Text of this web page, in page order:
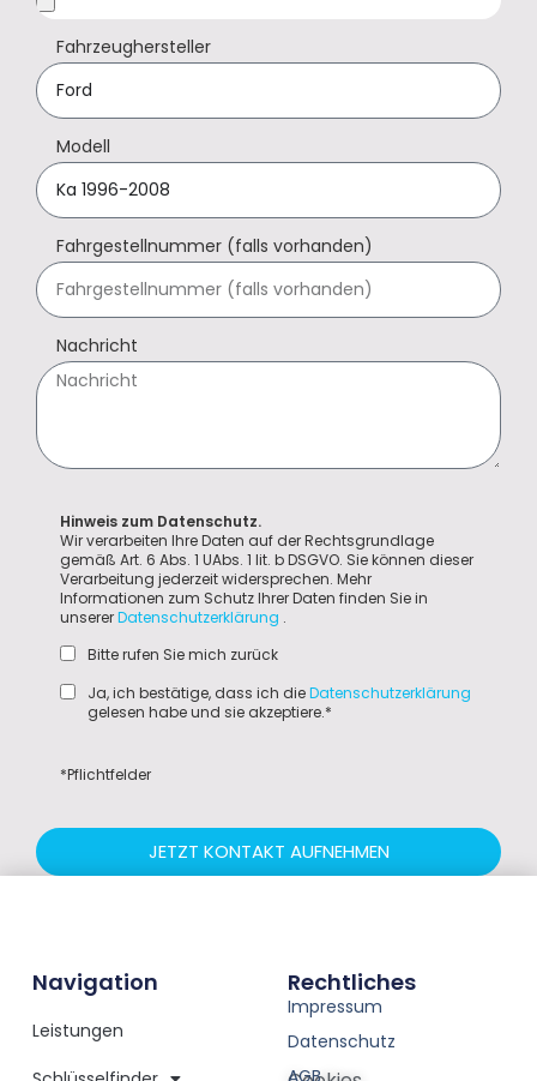
Fahrzeughersteller
Modell
Fahrgestellnummer (falls vorhanden)
Nachricht
Hinweis zum Datenschutz.
Wir verarbeiten Ihre Daten auf der Rechtsgrundlage
gemäß Art. 6 Abs. 1 UAbs. 1 lit. b DSGVO. Sie können dieser
Verarbeitung jederzeit widersprechen. Mehr
Informationen zum Schutz Ihrer Daten finden Sie in
unsererDatenschutzerklärung .
Bitte rufen Sie mich zurück
Ja, ich bestätige, dass ich dieDatenschutzerklärung
gelesen habe und sie akzeptiere.*
*Pflichtfelder
JETZT KONTAKT AUFNEHMEN
Navigation
Leistungen
Rechtliches
Impressum
Datenschutz